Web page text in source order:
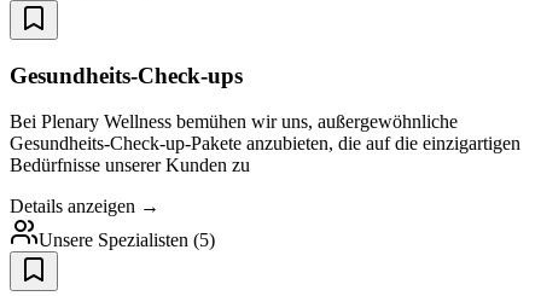
Gesundheits-Check-ups
Bei Plenary Wellness bemühen wir uns, außergewöhnliche
Gesundheits-Check-up-Pakete anzubieten, die auf die einzigartigen
Bedürfnisse unserer Kunden zu
Details anzeigen →
Unsere Spezialisten (5)